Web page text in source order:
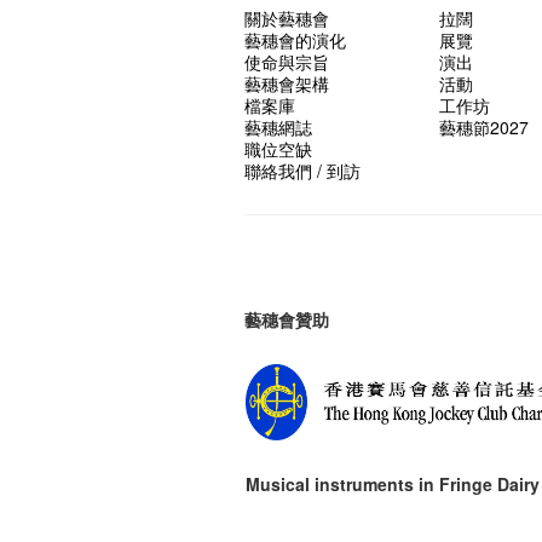
關於藝穗會
藝穗會的演化
使命與宗旨
藝穗會架構
檔案庫
藝穗網誌
職位空缺
聯絡我們 / 到訪
拉闊
展覽
演出
活動
工作坊
藝穗節2027
藝穗會贊助
Musical instruments in Fringe Dairy